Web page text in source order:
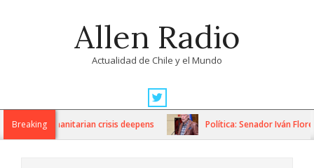
Allen Radio
Actualidad de Chile y el Mundo
Navigation
MenuBreaking
as humanitarian crisis deepens Política: Senador Iván Flores